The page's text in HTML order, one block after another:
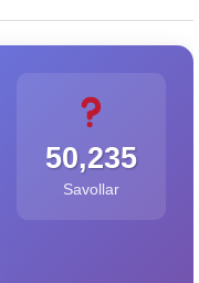
50,235
Savollar